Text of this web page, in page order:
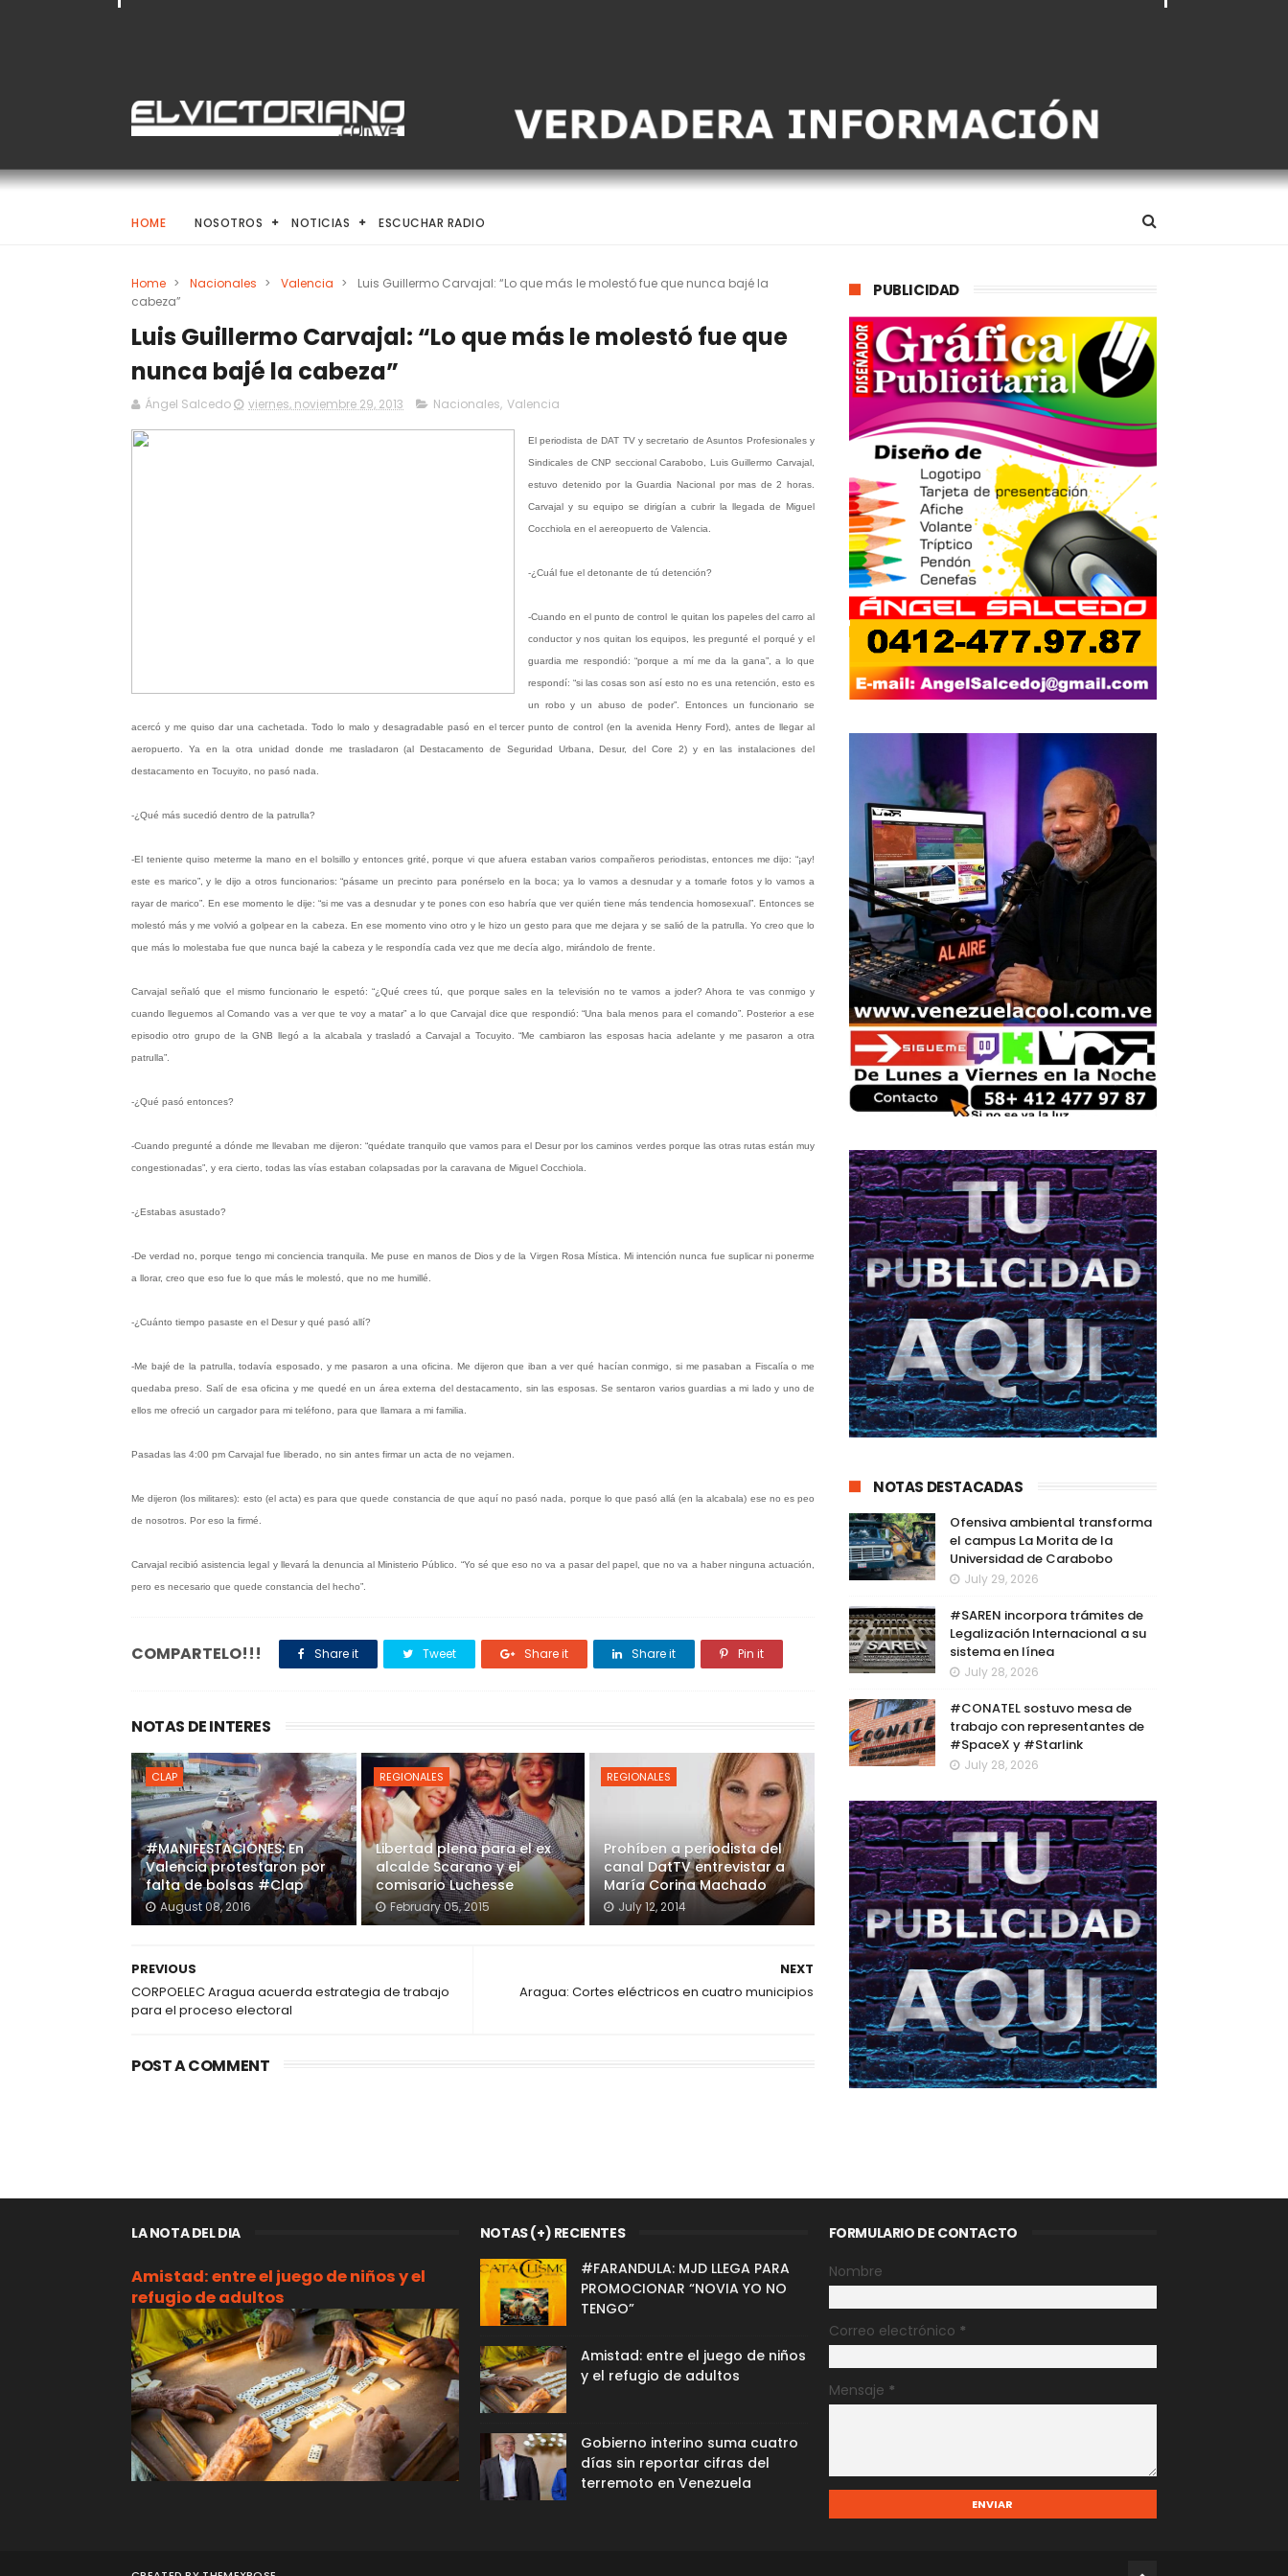
HOME NOSOTROS NOTICIAS ESCUCHAR RADIO
Home > Nacionales > Valencia >
Luis Guillermo Carvajal: “Lo que más le molestó fue que nunca bajé la
cabeza”
Luis Guillermo Carvajal: “Lo que más le molestó fue que
nunca bajé la cabeza”
Ángel Salcedo viernes, noviembre 29, 2013 Nacionales, Valencia
El periodista de DAT TV y secretario de Asuntos Profesionales y
Sindicales de CNP seccional Carabobo, Luis Guillermo Carvajal,
estuvo detenido por la Guardia Nacional por mas de 2 horas.
Carvajal y su equipo se dirigían a cubrir la llegada de Miguel
Cocchiola en el aereopuerto de Valencia.
-¿Cuál fue el detonante de tú detención?
-Cuando en el punto de control le quitan los papeles del carro al
conductor y nos quitan los equipos, les pregunté el porqué y el
guardia me respondió: “porque a mí me da la gana”, a lo que
respondí: “si las cosas son así esto no es una retención, esto es
un robo y un abuso de poder”. Entonces un funcionario se
acercó y me quiso dar una cachetada. Todo lo malo y desagradable pasó en el tercer punto de control (en la avenida Henry Ford), antes de llegar al
aeropuerto. Ya en la otra unidad donde me trasladaron (al Destacamento de Seguridad Urbana, Desur, del Core 2) y en las instalaciones del
destacamento en Tocuyito, no pasó nada.
-¿Qué más sucedió dentro de la patrulla?
-El teniente quiso meterme la mano en el bolsillo y entonces grité, porque vi que afuera estaban varios compañeros periodistas, entonces me dijo: “¡ay!
este es marico”, y le dijo a otros funcionarios: “pásame un precinto para ponérselo en la boca; ya lo vamos a desnudar y a tomarle fotos y lo vamos a
rayar de marico”. En ese momento le dije: “si me vas a desnudar y te pones con eso habría que ver quién tiene más tendencia homosexual”. Entonces se
molestó más y me volvió a golpear en la cabeza. En ese momento vino otro y le hizo un gesto para que me dejara y se salió de la patrulla. Yo creo que lo
que más lo molestaba fue que nunca bajé la cabeza y le respondía cada vez que me decía algo, mirándolo de frente.
Carvajal señaló que el mismo funcionario le espetó: “¿Qué crees tú, que porque sales en la televisión no te vamos a joder? Ahora te vas conmigo y
cuando lleguemos al Comando vas a ver que te voy a matar” a lo que Carvajal dice que respondió: “Una bala menos para el comando”. Posterior a ese
episodio otro grupo de la GNB llegó a la alcabala y trasladó a Carvajal a Tocuyito. “Me cambiaron las esposas hacia adelante y me pasaron a otra
patrulla”.
-¿Qué pasó entonces?
-Cuando pregunté a dónde me llevaban me dijeron: “quédate tranquilo que vamos para el Desur por los caminos verdes porque las otras rutas están muy
congestionadas”, y era cierto, todas las vías estaban colapsadas por la caravana de Miguel Cocchiola.
-¿Estabas asustado?
-De verdad no, porque tengo mi conciencia tranquila. Me puse en manos de Dios y de la Virgen Rosa Mística. Mi intención nunca fue suplicar ni ponerme
a llorar, creo que eso fue lo que más le molestó, que no me humillé.
-¿Cuánto tiempo pasaste en el Desur y qué pasó allí?
-Me bajé de la patrulla, todavía esposado, y me pasaron a una oficina. Me dijeron que iban a ver qué hacían conmigo, si me pasaban a Fiscalía o me
quedaba preso. Salí de esa oficina y me quedé en un área externa del destacamento, sin las esposas. Se sentaron varios guardias a mi lado y uno de
ellos me ofreció un cargador para mi teléfono, para que llamara a mi familia.
Pasadas las 4:00 pm Carvajal fue liberado, no sin antes firmar un acta de no vejamen.
Me dijeron (los militares): esto (el acta) es para que quede constancia de que aquí no pasó nada, porque lo que pasó allá (en la alcabala) ese no es peo
de nosotros. Por eso la firmé.
Carvajal recibió asistencia legal y llevará la denuncia al Ministerio Público. “Yo sé que eso no va a pasar del papel, que no va a haber ninguna actuación,
pero es necesario que quede constancia del hecho”.
COMPARTELO!!! Share it Tweet Share it Share it Pin it
NOTAS DE INTERES
CLAP
#MANIFESTACIONES: En
Valencia protestaron por
falta de bolsas #Clap
August 08, 2016
REGIONALES
Libertad plena para el ex
alcalde Scarano y el
comisario Luchesse
February 05, 2015
REGIONALES
Prohíben a periodista del
canal DatTV entrevistar a
María Corina Machado
July 12, 2014
NEXT
Aragua: Cortes eléctricos en cuatro municipios
PREVIOUS
CORPOELEC Aragua acuerda estrategia de trabajo
para el proceso electoral
POST A COMMENT
PUBLICIDAD
NOTAS DESTACADAS
Ofensiva ambiental transforma
el campus La Morita de la
Universidad de Carabobo
July 29, 2026
#SAREN incorpora trámites de
Legalización Internacional a su
sistema en línea
July 28, 2026
#CONATEL sostuvo mesa de
trabajo con representantes de
#SpaceX y #Starlink
July 28, 2026
LA NOTA DEL DIA
Amistad: entre el juego de niños y el
refugio de adultos
NOTAS (+) RECIENTES
#FARANDULA: MJD LLEGA PARA
PROMOCIONAR “NOVIA YO NO
TENGO”
Amistad: entre el juego de niños
y el refugio de adultos
Gobierno interino suma cuatro
días sin reportar cifras del
terremoto en Venezuela
FORMULARIO DE CONTACTO
Nombre
Correo electrónico *
Mensaje *